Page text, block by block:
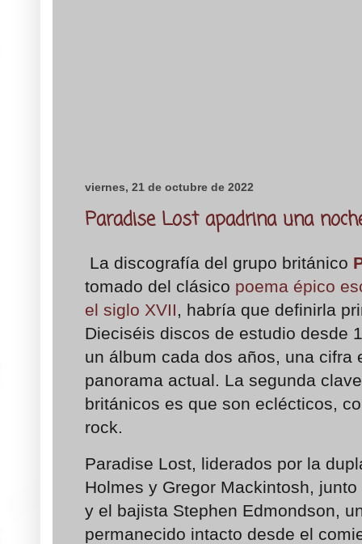
viernes, 21 de octubre de 2022
Paradise Lost apadrina una
La discografía del grupo británico
tomado del clásico poema épico
el siglo XVII , habría que definirla
Dieciséis discos de estudio desde
un álbum cada dos años, una cifra
panorama actual. La segunda
británicos es que son eclécticos,
rock.
Paradise Lost, liderados por la
Holmes y Gregor Mackintosh,
y el bajista Stephen Edmondson,
permanecido intacto desde el